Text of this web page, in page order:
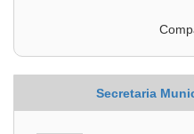
Secretaria